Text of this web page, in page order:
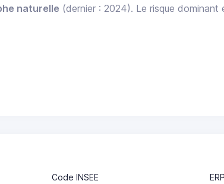
naturelle (dernier : 2024). Le risque dominant
Code INSEE